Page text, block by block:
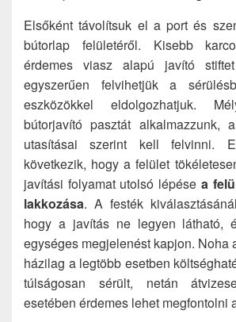
Elsőként távolítsuk el a port és
bútorlap felületéről. Kisebb
érdemes viasz alapú javító
egyszerűen felvihetjük a
eszközökkel eldolgozhatjuk.
bútorjavító pasztát alkalmazzunk,
utasításai szerint kell felvinni.
következik, hogy a felület
javítási folyamat utolsó lépése a
lakkozása. A festék
hogy a javítás ne legyen látható,
egységes megjelenést kapjon. Noha
házilag a legtöbb esetben
túlságosan sérült, netán
esetében érdemes lehet megfontolni